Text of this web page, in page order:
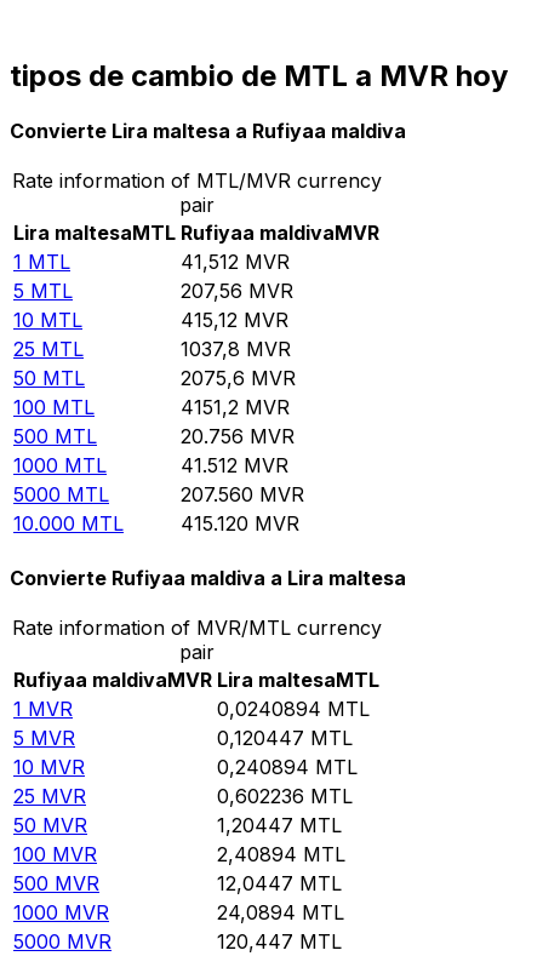
tipos de cambio de MTL a MVR hoy
Convierte Lira maltesa a Rufiyaa maldiva
Rate information of MTL/MVR currency
pair
Lira maltesaMTL Rufiyaa maldivaMVR
1 MTL 41,512 MVR
5 MTL 207,56 MVR
10 MTL 415,12 MVR
25 MTL 1037,8 MVR
50 MTL 2075,6 MVR
100 MTL 4151,2 MVR
500 MTL 20.756 MVR
1000 MTL 41.512 MVR
5000 MTL 207.560 MVR
10.000 MTL 415.120 MVR
Convierte Rufiyaa maldiva a Lira maltesa
Rate information of MVR/MTL currency
pair
Rufiyaa maldivaMVR Lira maltesaMTL
1 MVR 0,0240894 MTL
5 MVR 0,120447 MTL
10 MVR 0,240894 MTL
25 MVR 0,602236 MTL
50 MVR 1,20447 MTL
100 MVR 2,40894 MTL
500 MVR 12,0447 MTL
1000 MVR 24,0894 MTL
5000 MVR 120,447 MTL